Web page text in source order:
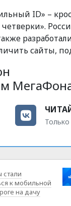
ID» –
сайты,
стали
к мобильной
на дачу